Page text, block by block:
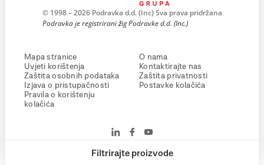
Filtrirajte proizvode
© 1998 – 2026 Podravka d.d. (Inc) Sva prava pridržana
Podravka je registrirani žig Podravke d.d. (Inc.)
Mapa stranice
Uvjeti korištenja
Zaštita osobnih podataka
Izjava o pristupačnosti
Pravila o korištenju
kolačića
O nama
Kontaktirajte nas
Zaštita privatnosti
Postavke kolačića